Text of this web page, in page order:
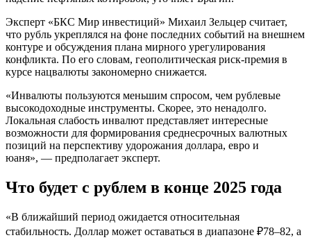
Эксперт «БКС Мир инвестиций» Михаил Зельцер считает,
что рубль укреплялся на фоне последних событий на внешнем
контуре и обсуждения плана мирного урегулирования
конфликта. По его словам, геополитическая риск-премия в
курсе нацвалюты закономерно снижается.
«Инвалюты пользуются меньшим спросом, чем рублевые
высокодоходные инструменты. Скорее, это ненадолго.
Локальная слабость инвалют представляет интересные
возможности для формирования среднесрочных валютных
позиций на перспективу удорожания доллара, евро и
юаня», — предполагает эксперт.
Что будет с рублем в конце 2025 года
«В ближайший период ожидается относительная
стабильность. Доллар может оставаться в диапазоне ₽78–82, а